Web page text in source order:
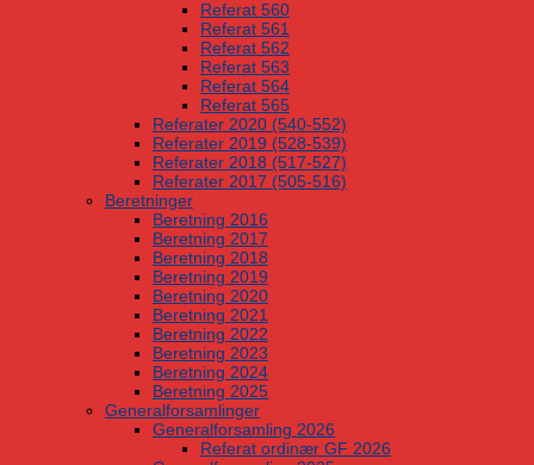
Referat 560
Referat 561
Referat 562
Referat 563
Referat 564
Referat 565
Referater 2020 (540-552)
Referater 2019 (528-539)
Referater 2018 (517-527)
Referater 2017 (505-516)
Beretninger
Beretning 2016
Beretning 2017
Beretning 2018
Beretning 2019
Beretning 2020
Beretning 2021
Beretning 2022
Beretning 2023
Beretning 2024
Beretning 2025
Generalforsamlinger
Generalforsamling 2026
Referat ordinær GF 2026